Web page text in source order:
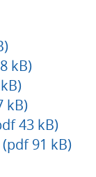
kB)
kB)
43 kB)
91 kB)